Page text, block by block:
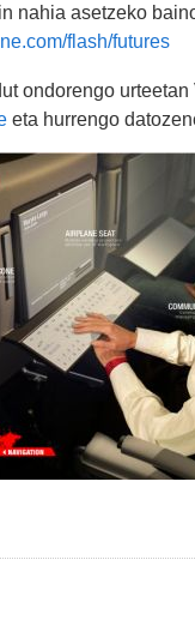
nahia asetzeko
flash/futures
ondorengo
eta hurrengo